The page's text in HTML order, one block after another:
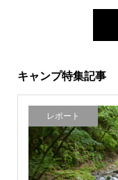
キャンプ特集記事
レポート